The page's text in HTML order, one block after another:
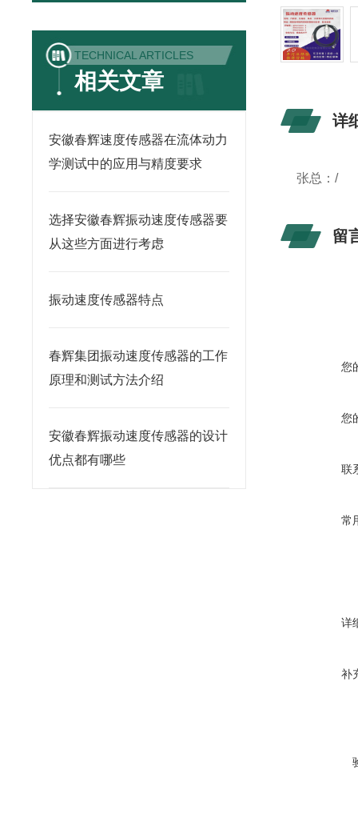
TECHNICAL ARTICLES
相关文章
安徽春辉速度传感器在流体动力
学测试中的应用与精度要求
选择安徽春辉振动速度传感器要
从这些方面进行考虑
振动速度传感器特点
春辉集团振动速度传感器的工作
原理和测试方法介绍
安徽春辉振动速度传感器的设计
优点都有哪些
详
张总：/
留
您
您
联
常
详
补